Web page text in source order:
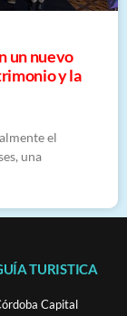
un nuevo
y la
el
una
TURISTICA
Capital